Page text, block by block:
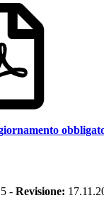
- Revisione: